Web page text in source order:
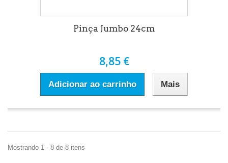
Pinça Jumbo 24cm
8,85 €
Adicionar ao carrinho Mais
Mostrando 1 - 8 de 8 itens